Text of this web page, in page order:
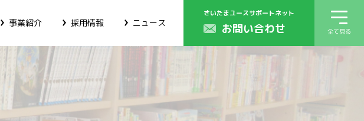
事業紹介 採用情報 ニュース
さいたまユースサポートネット
お問い合わせ 全て見る